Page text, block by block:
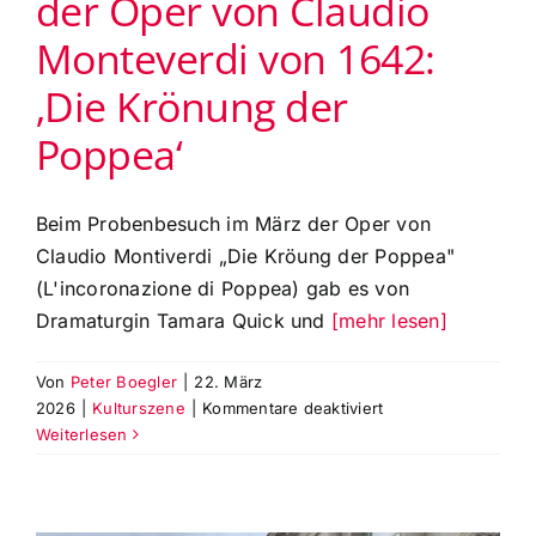
Monteverdi von 1642:
‚Die Krönung der
Poppea‘
Beim Probenbesuch im März der Oper von
Claudio Montiverdi „Die Kröung der Poppea"
(L'incoronazione di Poppea) gab es von
Dramaturgin Tamara Quick und [mehr lesen]
Von Peter Boegler
22. März
2026
Kulturszene Kommentare deaktiviertfür
Weiterlesen